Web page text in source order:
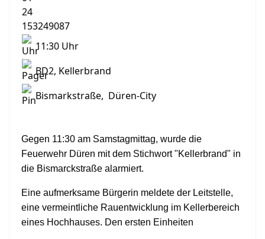
11:30 Uhr
BD2, Kellerbrand
Bismarkstraße, Düren-City
Gegen 11:30 am Samstagmittag, wurde die
Feuerwehr Düren mit dem Stichwort "Kellerbrand" in
die Bismarckstraße alarmiert.
Eine aufmerksame Bürgerin meldete der Leitstelle,
eine vermeintliche Rauentwicklung im Kellerbereich
eines Hochhauses. Den ersten Einheiten